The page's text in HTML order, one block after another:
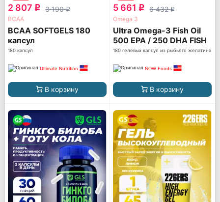
2 807 q 3 190q
ВСАА
BCAA SOFTGELS 180
капсул
180 капсул
Ultimate Nutrition
В корзину
5 661 q 6 432q
Omega 3
Ultra Omega-3 Fish Oil
500 EPA / 250 DHA FISH
GELATIN
180 гелевых капсул из рыбьего желатина
NOW Foods
В корзину